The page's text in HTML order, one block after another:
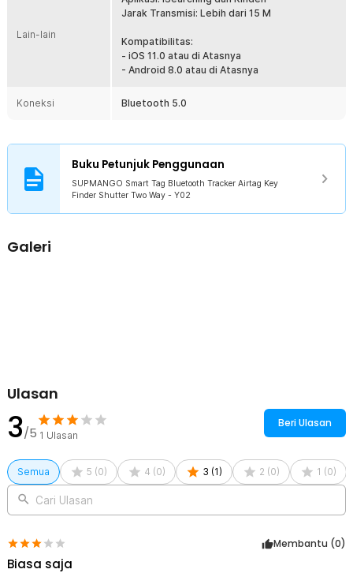
Ukuran Mini dan Ringkas
lubang pengait di salah satu sisinya. Anda bisa menggantungnya
pada kunci kendaraan, kancing tas, hingga kalung hewan
peliharaan. Ukurannya yang mini tidak akan menambah beban saat
Rincian yang Anda dapatkan untuk pembelian produk ini:
1 x SUPMANGO Smart Tag Bluetooth Tracker Airtag Key Finder
Shutter Two Way - Y02
1 x Panduan Penggunaan
Lain-lain
Jarak Transmisi: Lebih dari 15 M
Kompatibilitas:
- iOS 11.0 atau di Atasnya
- Android 8.0 atau di Atasnya
Koneksi Bluetooth 5.0
Buku Petunjuk Penggunaan
SUPMANGO Smart Tag Bluetooth Tracker Airtag Key
Finder Shutter Two Way - Y02
Galeri
Ulasan
3/5 1 Ulasan
Beri Ulasan
Semua 5 (0) 4 (0) 3 (1 ) 2 (0) 1 (0)
Cari Ulasan
Membantu (0)
Biasa saja